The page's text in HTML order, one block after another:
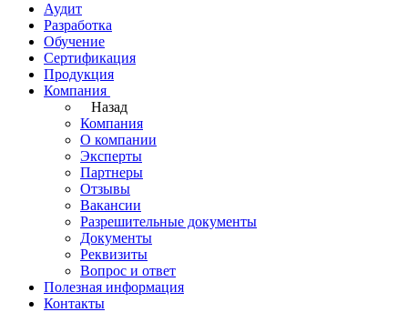
Аудит
Разработка
Обучение
Сертификация
Продукция
Компания
Назад
Компания
О компании
Эксперты
Партнеры
Отзывы
Вакансии
Разрешительные документы
Документы
Реквизиты
Вопрос и ответ
Полезная информация
Контакты